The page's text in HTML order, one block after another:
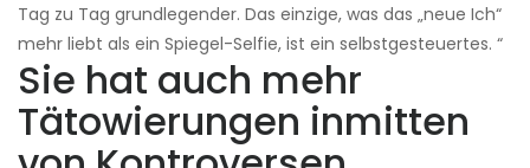
Tag zu Tag grundlegender. Das einzige, was das „neue Ich“
mehr liebt als ein Spiegel-Selfie, ist ein selbstgesteuertes. “
Sie hat auch mehr
Tätowierungen inmitten